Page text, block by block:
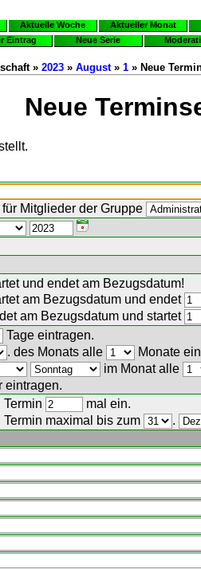
Aktuelle Woche Aktueller Monat
Eintrag
Neue Serie
» 2023 » August» 1 » Neue
Neue
Mitglieder der Gruppe
und endet am Bezugsdatum!
am Bezugsdatum und endet
am Bezugsdatum und startet
Tage eintragen.
. des Monats alle
Monate
im Monat alle
eintragen.
Termin
mal ein.
Termin maximal bis zum
.